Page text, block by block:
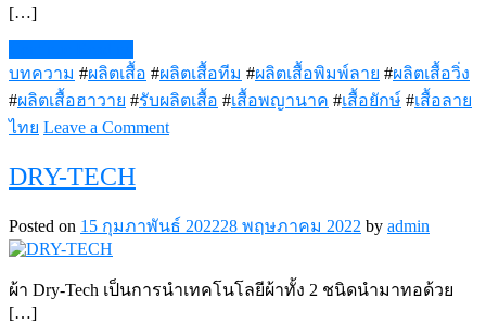
[…]
บทความ #ผลิตเสื้อ #ผลิตเสื้อทีม #ผลิตเสื้อพิมพ์ลาย #ผลิตเสื้อวิ่ง
#ผลิตเสื้อฮาวาย #รับผลิตเสื้อ #เสื้อพญานาค #เสื้อยักษ์ #เสื้อลาย
ไทย Leave a Commenton
หรือ
ฮาวาย
DRY-TECH
Posted on 15 กุมภาพันธ์ 202228 พฤษภาคม 2022 by admin
ผ้า Dry-Tech เป็นการนำเทคโนโลยีผ้าทั้ง 2 ชนิดนำมาทอด้วย
[…]